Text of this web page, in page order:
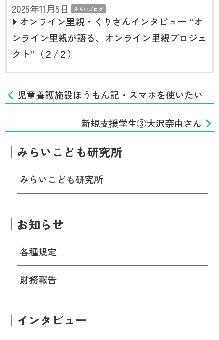
2025年11月5日
みらいブログ
オンライン里親・くりさんインタビュー “オ
ンライン里親が語る、オンライン里親プロジェ
クト”（２/２）
児童養護施設ほうもん記・スマホを使いたい
新規支援学生③大沢奈由さん
みらいこども研究所
みらいこども研究所
お知らせ
各種規定
財務報告
インタビュー